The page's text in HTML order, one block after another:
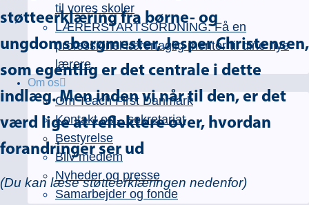
til vores skoler
LÆRERSTARTSORDNING: Få en
professionel lærerfaglig mentor til dine nye
lærere
Om os
Om Teach First Danmark
Kontakt os – sekretariat
Bestyrelse
Bliv medlem
Nyheder og presse
Samarbejder og fonde
støtteerklæring fra børne- og
ungdomsborgmester, Jesper Christensen,
som egentlig er det centrale i dette
indlæg. Men inden vi når til den, er det
værd lige at reflektere over, hvordan
forandringer ser ud
(Du kan læse støtteerklæringen nedenfor)